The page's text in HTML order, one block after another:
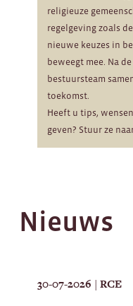
religieuze
regelgeving zoals
nieuwe keuzes in
beweegt mee. Na
bestuursteam
toekomst.
Heeft u tips,
geven? Stuur ze
Nieuws
30-07-2026 | RCE